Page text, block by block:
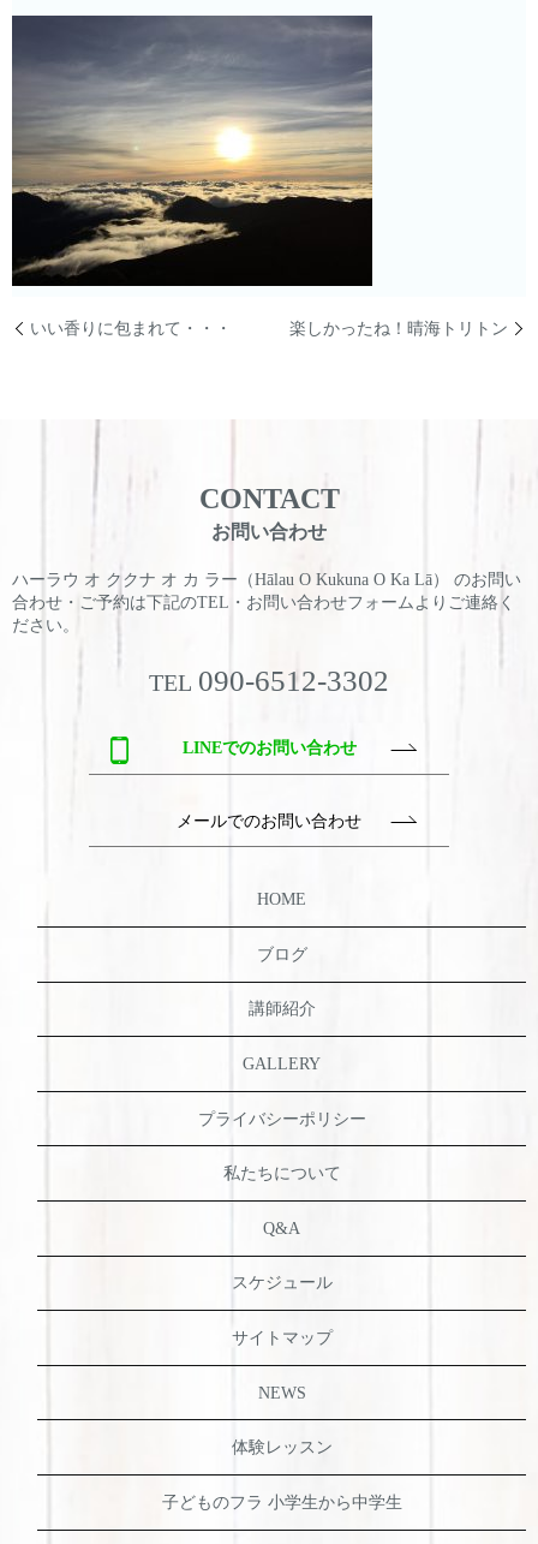
いい香りに包まれて・・・ 楽しかったね！晴海トリトン
CONTACT
お問い合わせ
ハーラウ オ ククナ オ カ ラー（Hālau O Kukuna O Ka Lā） のお問い
合わせ・ご予約は下記のTEL・お問い合わせフォームよりご連絡く
ださい。
TEL 090-6512-3302
LINEでのお問い合わせ
メールでのお問い合わせ
HOME
ブログ
講師紹介
GALLERY
プライバシーポリシー
私たちについて
Q&A
スケジュール
サイトマップ
NEWS
体験レッスン
子どものフラ 小学生から中学生